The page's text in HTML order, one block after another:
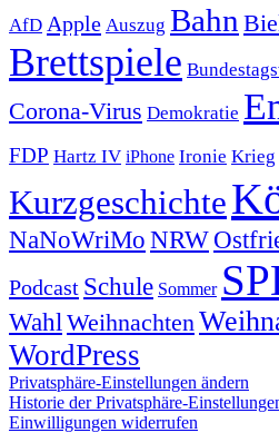
AfD Apple Auszug Bahn
Brettspiele
Corona-Virus Demokratie
FDP Hartz IV iPhone Ironie Krieg
Kurzgeschichte
NaNoWriMo NRW
Podcast Schule Sommer
Wahl Weihnachten
WordPress
Privatsphäre-Einstellungen ändern
Historie der Privatsphäre-
Einwilligungen widerrufen